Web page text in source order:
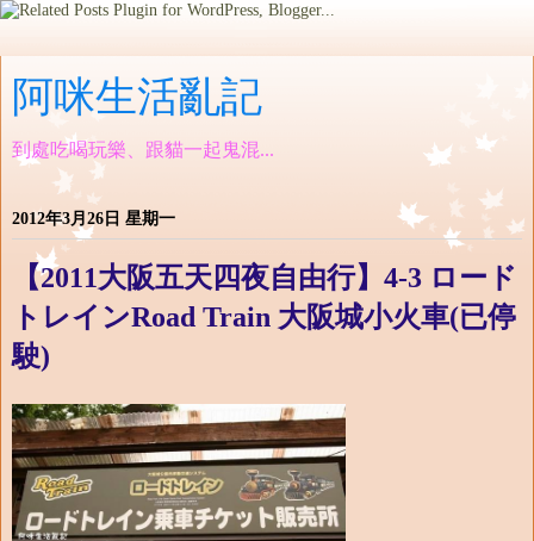
阿咪生活亂記
到處吃喝玩樂、跟貓一起鬼混...
2012年3月26日 星期一
【2011大阪五天四夜自由行】4-3 ロード
トレインRoad Train 大阪城小火車(已停
駛)